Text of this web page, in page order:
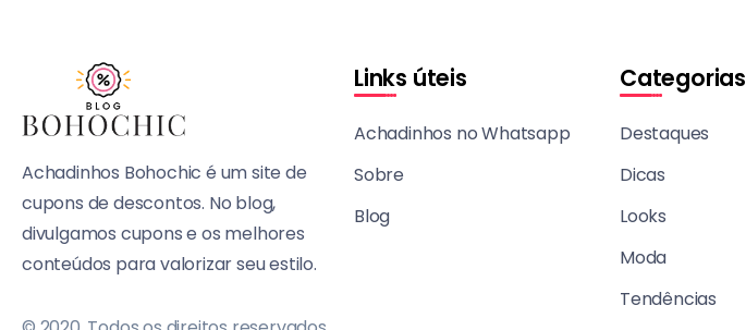
Achadinhos Bohochic é um site de
cupons de descontos. No blog,
divulgamos cupons e os melhores
conteúdos para valorizar seu estilo.
Links úteis
Achadinhos no Whatsapp
Sobre
Blog
Categorias
Destaques
Dicas
Looks
Moda
Tendências